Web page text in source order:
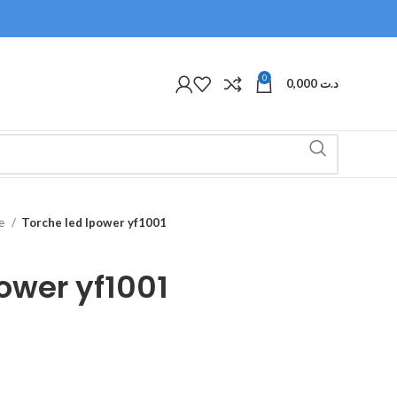
0 د.ت
Torche led lpower yf1001
yf1001